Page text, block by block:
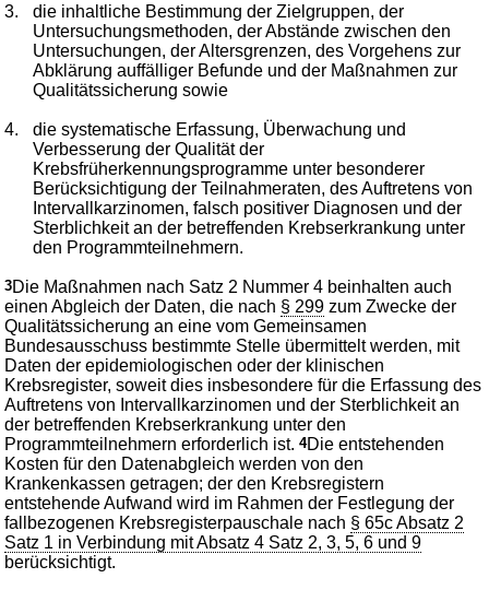
3.
die inhaltliche Bestimmung der Zielgruppen, der
Untersuchungsmethoden, der Abstände zwischen den
Untersuchungen, der Altersgrenzen, des Vorgehens zur
Abklärung auffälliger Befunde und der Maßnahmen zur
Qualitätssicherung sowie
4.
die systematische Erfassung, Überwachung und
Verbesserung der Qualität der
Krebsfrüherkennungsprogramme unter besonderer
Berücksichtigung der Teilnahmeraten, des Auftretens von
Intervallkarzinomen, falsch positiver Diagnosen und der
Sterblichkeit an der betreffenden Krebserkrankung unter
den Programmteilnehmern.
3Die Maßnahmen nach Satz 2 Nummer 4 beinhalten auch
einen Abgleich der Daten, die nach § 299 zum Zwecke der
Qualitätssicherung an eine vom Gemeinsamen
Bundesausschuss bestimmte Stelle übermittelt werden, mit
Daten der epidemiologischen oder der klinischen
Krebsregister, soweit dies insbesondere für die Erfassung des
Auftretens von Intervallkarzinomen und der Sterblichkeit an
der betreffenden Krebserkrankung unter den
Programmteilnehmern erforderlich ist.4Die entstehenden
Kosten für den Datenabgleich werden von den
Krankenkassen getragen; der den Krebsregistern
entstehende Aufwand wird im Rahmen der Festlegung der
fallbezogenen Krebsregisterpauschale nach § 65c Absatz 2
Satz 1 in Verbindung mit Absatz 4 Satz 2, 3, 5, 6 und 9
berücksichtigt.